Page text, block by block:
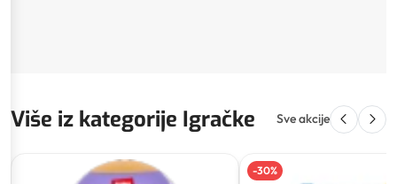
Više iz kategorije Igračke Sve akcije
-30%